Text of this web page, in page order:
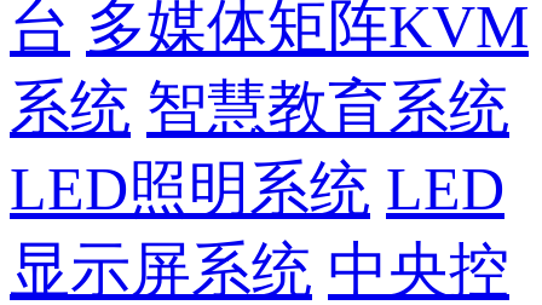
台 多媒体矩阵KVM
系统 智慧教育系统
LED照明系统 LED
显示屏系统 中央控